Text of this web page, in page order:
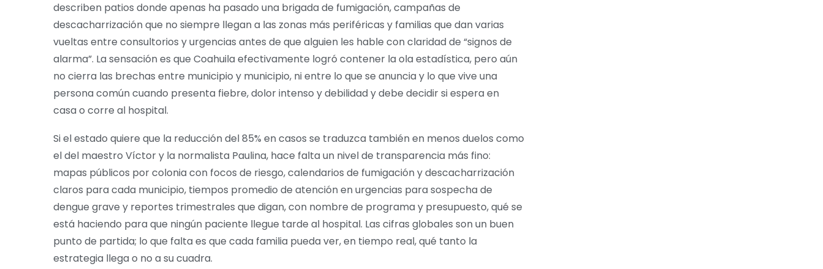
describen patios donde apenas ha pasado una brigada de fumigación, campañas de
descacharrización que no siempre llegan a las zonas más periféricas y familias que dan varias
vueltas entre consultorios y urgencias antes de que alguien les hable con claridad de “signos de
alarma”. La sensación es que Coahuila efectivamente logró contener la ola estadística, pero aún
no cierra las brechas entre municipio y municipio, ni entre lo que se anuncia y lo que vive una
persona común cuando presenta fiebre, dolor intenso y debilidad y debe decidir si espera en
casa o corre al hospital.
Si el estado quiere que la reducción del 85% en casos se traduzca también en menos duelos como
el del maestro Víctor y la normalista Paulina, hace falta un nivel de transparencia más fino:
mapas públicos por colonia con focos de riesgo, calendarios de fumigación y descacharrización
claros para cada municipio, tiempos promedio de atención en urgencias para sospecha de
dengue grave y reportes trimestrales que digan, con nombre de programa y presupuesto, qué se
está haciendo para que ningún paciente llegue tarde al hospital. Las cifras globales son un buen
punto de partida; lo que falta es que cada familia pueda ver, en tiempo real, qué tanto la
estrategia llega o no a su cuadra.